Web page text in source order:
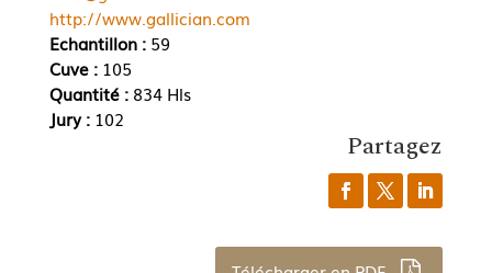
http://www.gallician.com
Echantillon :59
Cuve : 105
Quantité : 834 Hls
Jury : 102
Partagez